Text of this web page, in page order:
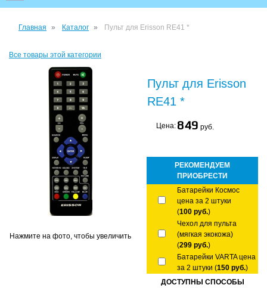
Главная Каталог Пульт для Erisson RE41 *
Все товары этой категории
Нажмите на фото, чтобы увеличить
Пульт для Erisson
RE41 *
Цена: 849 руб.
РЕКОМЕНДУЕМ
ПРИОБРЕСТИ
Батарейки Космос
цена за 2 штуки
(100 руб.)
Чехол для пульта
(мягкая экокожа)
(299 руб.)
Батарейки VARTA цена
за 2 штуки (150 руб.)
ДОСТУПНЫ СПОСОБЫ